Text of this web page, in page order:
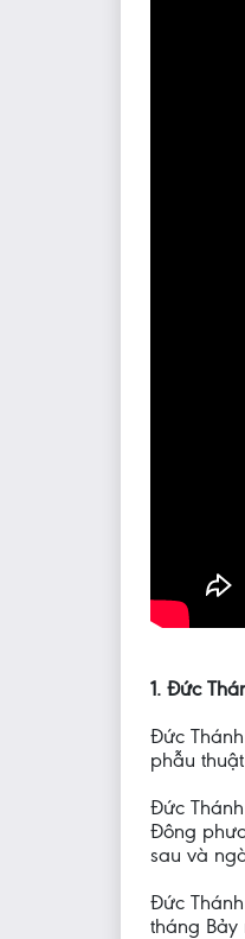
1. Đức
Đức
phẫu
Đức
Đông
sau và
Đức
tháng Bảy